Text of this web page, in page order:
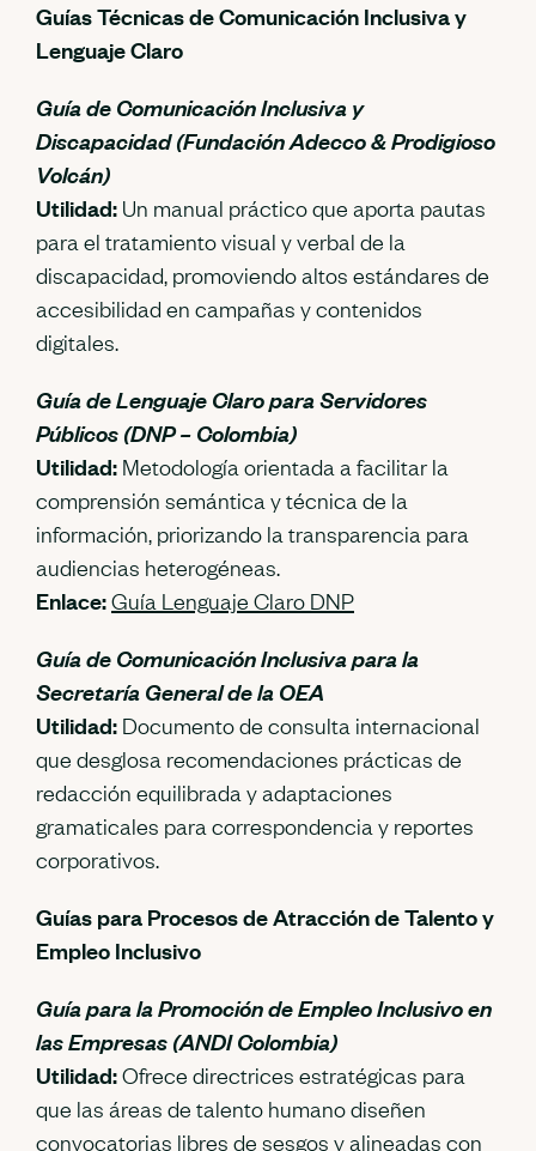
Guías Técnicas de Comunicación Inclusiva y
Lenguaje Claro
Guía de Comunicación Inclusiva y
Discapacidad (Fundación Adecco & Prodigioso
Volcán)
Utilidad: Un manual práctico que aporta pautas
para el tratamiento visual y verbal de la
discapacidad, promoviendo altos estándares de
accesibilidad en campañas y contenidos
digitales.
Guía de Lenguaje Claro para Servidores
Públicos (DNP – Colombia)
Utilidad: Metodología orientada a facilitar la
comprensión semántica y técnica de la
información, priorizando la transparencia para
audiencias heterogéneas.
Enlace:Guía Lenguaje Claro DNP
Guía de Comunicación Inclusiva para la
Secretaría General de la OEA
Utilidad: Documento de consulta internacional
que desglosa recomendaciones prácticas de
redacción equilibrada y adaptaciones
gramaticales para correspondencia y reportes
corporativos.
Guías para Procesos de Atracción de Talento y
Empleo Inclusivo
Guía para la Promoción de Empleo Inclusivo en
las Empresas (ANDI Colombia)
Utilidad:Ofrece directrices estratégicas para
que las áreas de talento humano diseñen
convocatorias libres de sesgos y alineadas con